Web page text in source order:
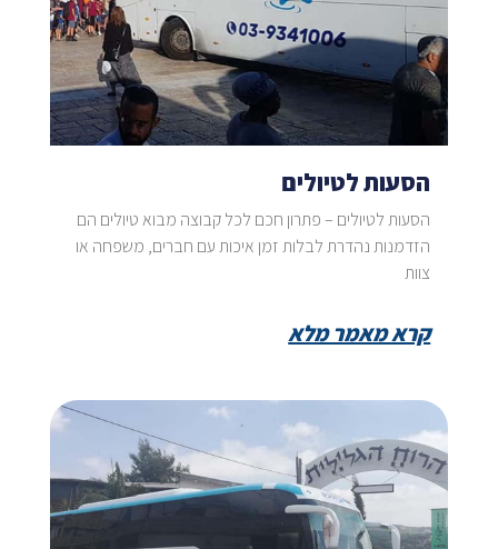
הסעות לטיולים
הסעות לטיולים – פתרון חכם לכל קבוצה מבוא טיולים הם
הזדמנות נהדרת לבלות זמן איכות עם חברים, משפחה או
צוות
קרא מאמר מלא